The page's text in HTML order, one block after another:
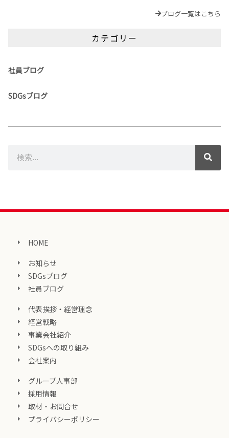
ブログ一覧はこちら
カテゴリー
社員ブログ
SDGsブログ
HOME
お知らせ
SDGsブログ
社員ブログ
代表挨拶・経営理念
経営戦略
事業会社紹介
SDGsへの取り組み
会社案内
グループ人事部
採用情報
取材・お問合せ
プライバシーポリシー